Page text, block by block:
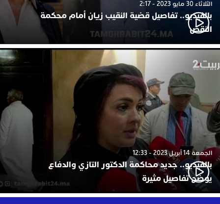
الثلاثاء 30 مايو 2023 - 2:17
بالفيديو.. تفاصيل قضية النقيب زيان أمام محكمة
النقض
الجمعة 14 أبريل 2023 - 12:33
بالفيديو.. جديد محاكمة الدكتور التازي والدفاع
يوضح تفاصيل مثيرة